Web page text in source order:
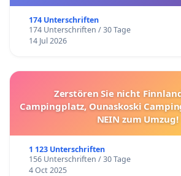
174 Unterschriften
174 Unterschriften / 30 Tage
14 Jul 2026
Zerstören Sie nicht
Campingplatz, Ounaskoski
NEIN zum Umzug!
1 123 Unterschriften
156 Unterschriften / 30 Tage
4 Oct 2025